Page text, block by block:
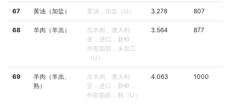
67 黄油（加盐） 黄油，加盐（U） 3.278 807
68 羊肉（羊羔）
羔羊肉，澳大利
亚，进口，新鲜，
外部脂肪，未加工
（U）
3.564 877
69
羊肉（羊羔、
熟）
羔羊肉，澳大利
亚，进口，新鲜，
外部脂肪，熟（U）
4.063 1000